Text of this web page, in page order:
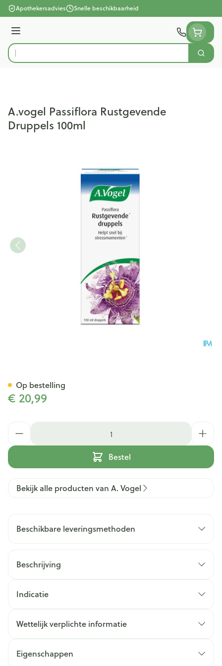
Ga naar de inhoud
Apothekersadvies Snelle beschikbaarheid
Menu
Product, merk, categorie...
Zoek
A.vogel Passiflora Rustgevende
Druppels 100ml
€ 20,99
Bestel
Op bestelling
Bekijk alle producten van A. Vogel
Beschikbare leveringsmethoden
Beschrijving
Indicatie
Wettelijk verplichte informatie
Eigenschappen